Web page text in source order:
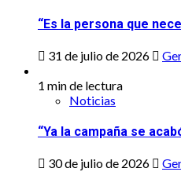
“Es la persona que
31 de julio de 2026
1 min de lectura
Noticias
“Ya la campaña se
30 de julio de 2026